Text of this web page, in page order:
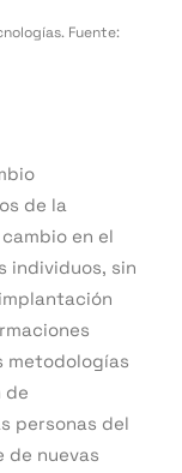
Fuente:
de la
en el
individuos, sin
metodologías
de
personas del
de nuevas